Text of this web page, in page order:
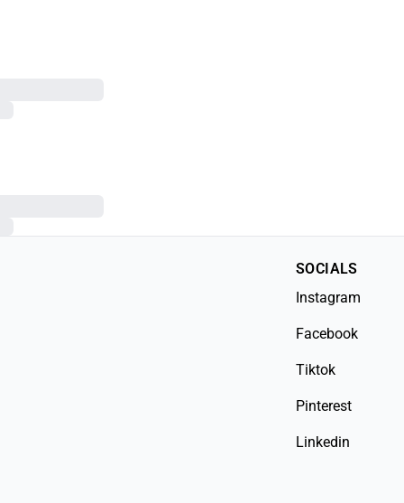
SOCIALS
Instagram
Facebook
Tiktok
Pinterest
Linkedin